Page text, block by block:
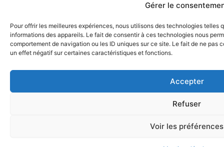
Gérer le
Pour offrir les meilleures expériences, nous utilisons des technologies
informations des appareils. Le fait de consentir à ces technologies nous
comportement de navigation ou les ID uniques sur ce site. Le fait de ne pas
un effet négatif sur certaines caractéristiques et fonctions.
Accepter
Refuser
Voir les préférences